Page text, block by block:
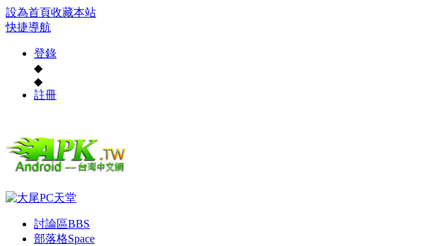
設為首頁收藏本站
快捷導航
登錄
◆
◆
註冊
討論區BBS
部落格Space